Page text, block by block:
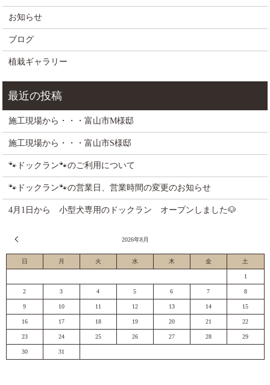
お知らせ
ブログ
植栽ギャラリー
施工現場から・・・富山市M様邸
施工現場から・・・富山市S様邸
🐾ドックラン🐾のご利用について
🐾ドックラン🐾の営業日、営業時間の変更のお知らせ
4月1日から 小型犬専用のドックラン オープンしました🐶
2026年8月
日 月 火 水 木 金 土
1
2 3 4 5 6 7 8
9 10 11 12 13 14 15
16 17 18 19 20 21 22
23 24 25 26 27 28 29
30 31